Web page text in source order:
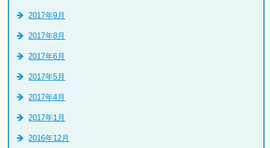
2017年9月
2017年8月
2017年6月
2017年5月
2017年4月
2017年1月
2016年12月